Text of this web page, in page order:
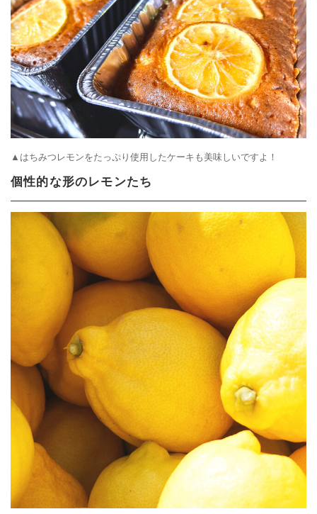
▲はちみつレモンをたっぷり使用したケーキも美味しいですよ！
個性的な形のレモンたち